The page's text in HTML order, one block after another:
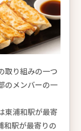
取り組みの一つ
のメンバーの一
東浦和駅が最寄
和駅が最寄りの